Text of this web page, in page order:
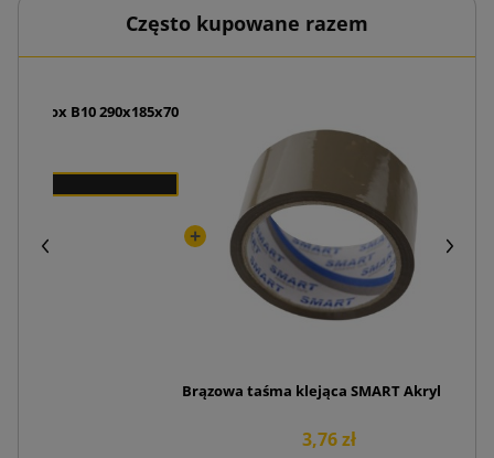
Często kupowane razem
B10 290x185x70
Brązowa taśma klejąca SMART Akryl 48/50
3,76 zł